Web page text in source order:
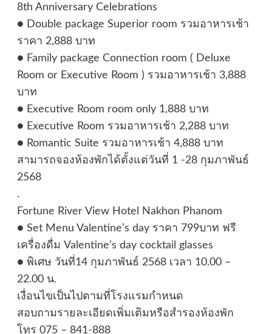
8th Anniversary Celebrations
● Double package Superior room รวมอาหารเช้า
ราคา 2,888 บาท
● Family package Connection room ( Deluxe
Room or Executive Room ) รวมอาหารเช้า 3,888
บาท
● Executive Room room only 1,888 บาท
● Executive Room รวมอาหารเช้า 2,288 บาท
● Romantic Suite รวมอาหารเช้า 4,888 บาท
สามารถจองห้องพักได้ตั้งแต่วันที่ 1 -28 กุมภาพันธ์
2568
.
Fortune River View Hotel Nakhon Phanom
● Set Menu Valentine’s day ราคา 799บาท ฟรี
เครื่องดื่ม Valentine’s day cocktail glasses
● พิเศษ วันที่14 กุมภาพันธ์ 2568 เวลา 10.00 –
22.00 น.
เงื่อนไขเป็นไปตามที่โรงแรมกำหนด
สอบถามรายละเอียดเพิ่มเติมหรือสำรองห้องพัก
โทร 075 – 841-888